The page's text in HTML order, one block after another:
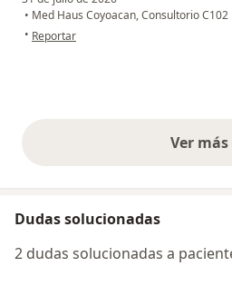
• Med Haus Coyoacan, Consultorio C102
• en opinión del usuario Faby E
Reportar
Ver más
Dudas solucionadas
2 dudas solucionadas a